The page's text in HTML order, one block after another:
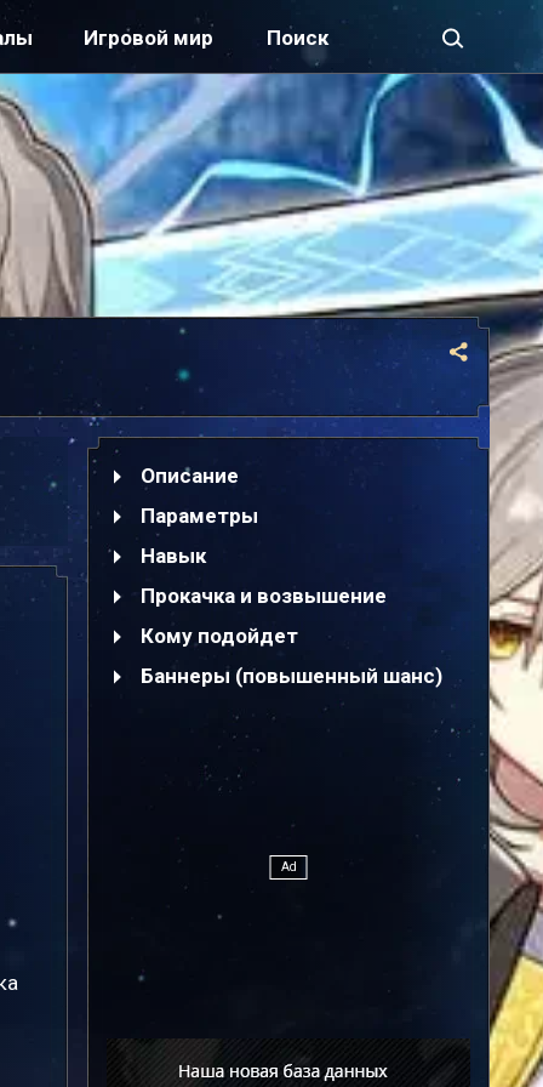
Игровой мир
Описание
Параметры
Навык
Прокачка и возвышение
Кому подойдет
Баннеры (повышенный шанс)